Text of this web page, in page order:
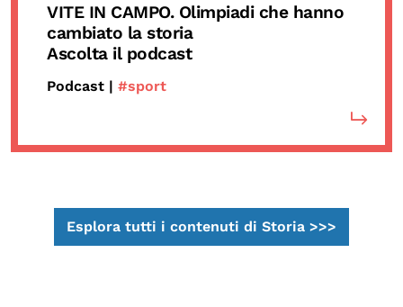
VITE IN CAMPO. Olimpiadi che hanno
cambiato la storia
Ascolta il podcast
Podcast | #sport
Esplora tutti i contenuti di Storia >>>